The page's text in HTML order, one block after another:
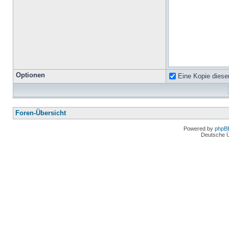
Optionen Eine Kopie
Foren-Übersicht
Powered by
Deutsche